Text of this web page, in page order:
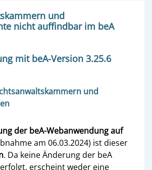
und
nicht auffindbar im beA
mit beA-Version 3.25.6
und
der beA-Webanwendung auf
am 06.03.2024) ist dieser
. Da keine Änderung der beA
erscheint weder eine